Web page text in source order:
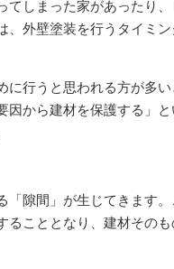
しまった家があったり
、外壁塗装を行うタイミ
行うと思われる方が多
因から建材を保護する」
隙間」が生じてきます
こととなり、建材その